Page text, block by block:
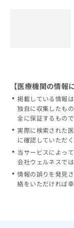
【医療機関の情報
掲載している情報
独自に収集したも
全に保証するもので
実際に検索された
に確認していただ
当サービスによっ
会社ウェルネスで
情報の誤りを発見
絡をいただければ幸